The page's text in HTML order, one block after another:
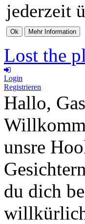
jederzeit
Lost the
Login
Registrieren
Hallo,
unsre
du dich